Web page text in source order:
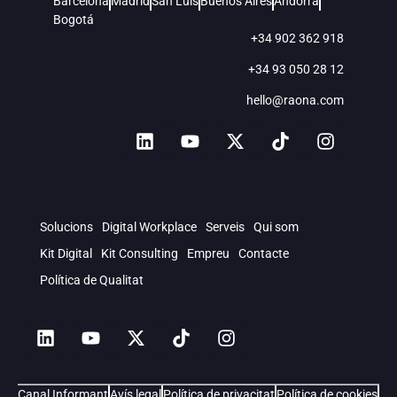
Bogotá
+34 902 362 918
+34 93 050 28 12
hello@raona.com
Solucions Digital Workplace Serveis
Qui som
Kit Digital
Kit Consulting Empreu
Contacte
Política de Qualitat
Canal Informant Avís legal Política de privacitat Política de cookies